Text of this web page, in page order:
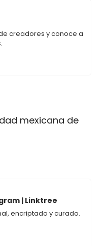
creadores y conoce a
mexicana de
| Linktree
encriptado y curado.